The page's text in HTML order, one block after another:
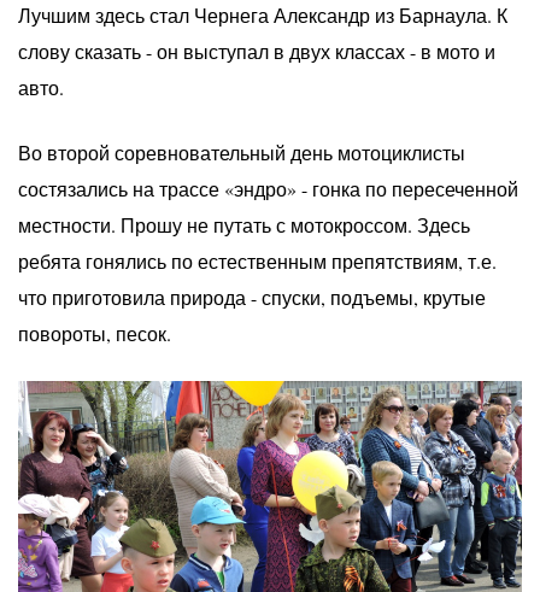
Лучшим здесь стал Чернега Александр из Барнаула. К
слову сказать - он выступал в двух классах - в мото и
авто.
Во второй соревновательный день мотоциклисты
состязались на трассе «эндро» - гонка по пересеченной
местности. Прошу не путать с мотокроссом. Здесь
ребята гонялись по естественным препятствиям, т.е.
что приготовила природа - спуски, подъемы, крутые
повороты, песок.